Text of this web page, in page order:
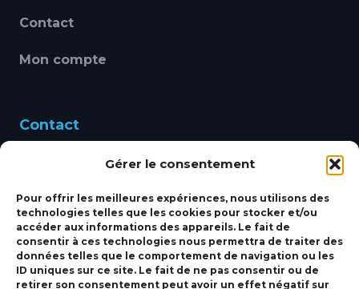
Gérer le consentement
Pour offrir les meilleures expériences, nous utilisons des
technologies telles que les cookies pour stocker et/ou
accéder aux informations des appareils. Le fait de
consentir à ces technologies nous permettra de traiter des
données telles que le comportement de navigation ou les
ID uniques sur ce site. Le fait de ne pas consentir ou de
retirer son consentement peut avoir un effet négatif sur
Contact
Mon compte
Contact
460 Avenue Alain Le
bbsmarine@bbs-
marine.fr
Fixe:04 27 50 24 50